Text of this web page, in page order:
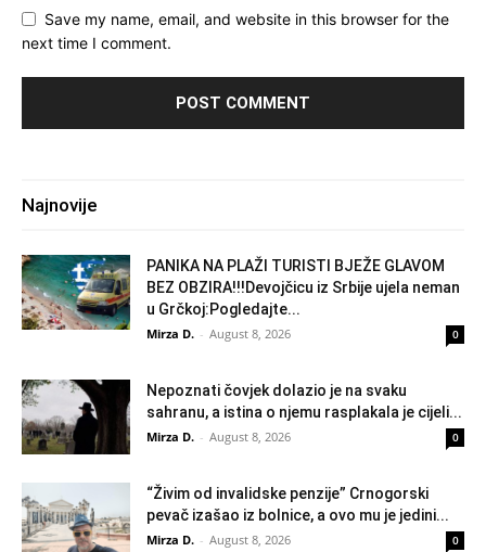
Save my name, email, and website in this browser for the
next time I comment.
Najnovije
PANIKA NA PLAŽI TURISTI BJEŽE GLAVOM
BEZ OBZIRA!!!Devojčicu iz Srbije ujela neman
u Grčkoj:Pogledajte...
Mirza D. - August 8, 2026 0
Nepoznati čovjek dolazio je na svaku
sahranu, a istina o njemu rasplakala je cijeli...
Mirza D. - August 8, 2026 0
“Živim od invalidske penzije” Crnogorski
pevač izašao iz bolnice, a ovo mu je jedini...
Mirza D. - August 8, 2026 0